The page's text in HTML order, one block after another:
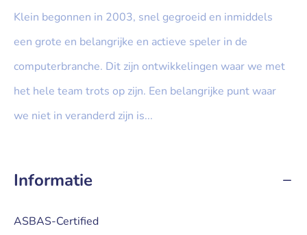
Klein begonnen in 2003, snel gegroeid en inmiddels
een grote en belangrijke en actieve speler in de
computerbranche. Dit zijn ontwikkelingen waar we met
het hele team trots op zijn. Een belangrijke punt waar
we niet in veranderd zijn is...
Informatie
ASBAS-Certified